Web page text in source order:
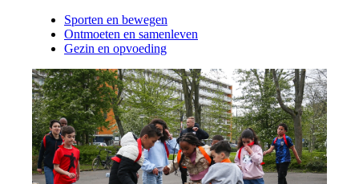
Sporten en bewegen
Ontmoeten en samenleven
Gezin en opvoeding